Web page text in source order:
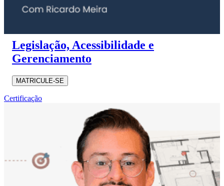
Legislação, Acessibilidade e
Gerenciamento
MATRICULE-SE
Certificação